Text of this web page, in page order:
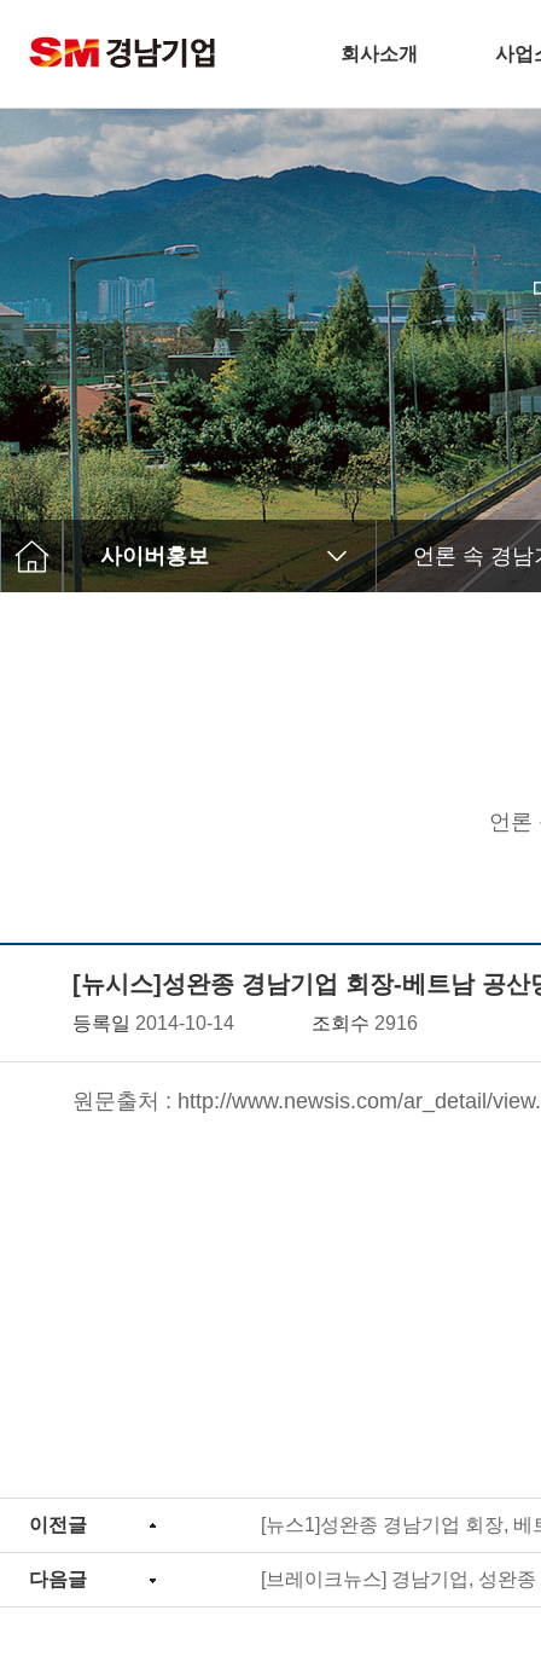
회사소개
기업개요
CEO 인사말
비전
주요연혁
경남기업 네트워크
안전보건방침
기술경영
환경경영
찾아오시는길
사업
주택
토
플
환
해
인테
사이버홍보 언론 속 경남
언론
[뉴시스]성완종 경남기업 회장-베트남 공
등록일 2014-10-14 조회수 2916
원문출처 : http://www.newsis.com/ar_detail/
이전글 [뉴스1]성완종 경남기업 회장,
다음글 [브레이크뉴스] 경남기업, 성완